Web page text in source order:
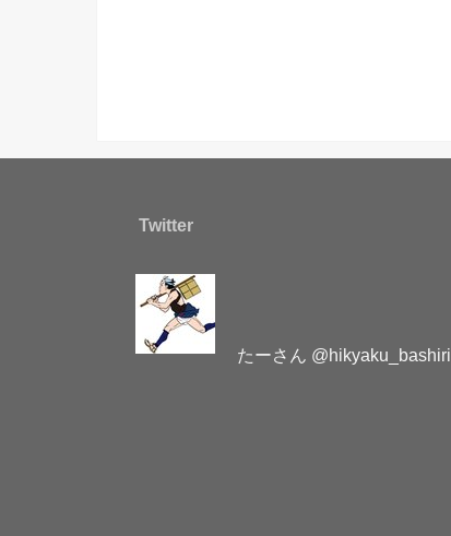
Twitter
たーさん @hikyaku_bashiri